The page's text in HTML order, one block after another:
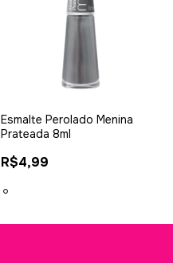
Esmalte Perolado Menina
Prateada 8ml
R$4,99